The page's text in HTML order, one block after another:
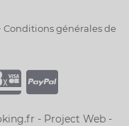
Conditions générales de
- Project Web -